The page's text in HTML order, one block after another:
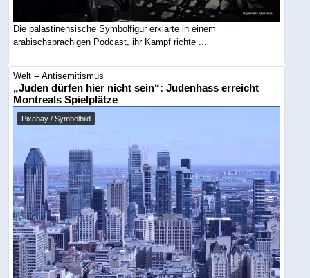
Die palästinensische Symbolfigur erklärte in einem
arabischsprachigen Podcast, ihr Kampf richte ...
Welt -- Antisemitismus
„Juden dürfen hier nicht sein“: Judenhass erreicht
Montreals Spielplätze
Pixabay / Symbolbild